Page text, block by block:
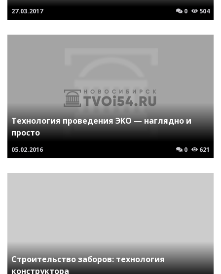
27.03.2017 0 504
Технология проведения ЭКО — наглядно и
просто
05.02.2016 0 621
Строительство заборов: технология
конструктора